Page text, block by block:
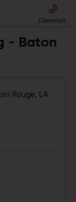
Llámenos
- Baton
Rouge, LA